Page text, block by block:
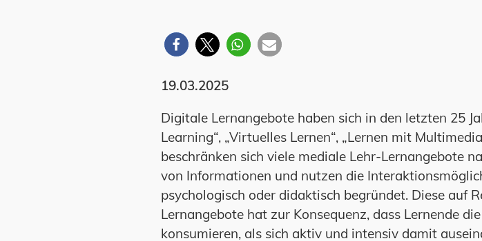
19.03.2025
Digitale Lernangebote haben sich in den letzten 25
Learning“, „Virtuelles Lernen“, „Lernen mit
beschränken sich viele mediale Lehr-Lernangebote
von Informationen und nutzen die
psychologisch oder didaktisch begründet. Diese auf
Lernangebote hat zur Konsequenz, dass Lernende
konsumieren, als sich aktiv und intensiv damit